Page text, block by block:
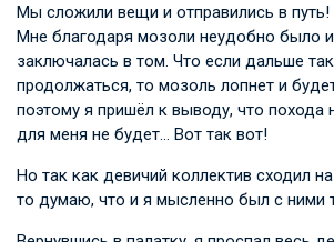
Мы сложили вещи и отправились в путь!
Мне благодаря мозоли неудобно было
заключалась в том. Что если дальше
продолжаться, то мозоль лопнет и
поэтому я пришёл к выводу, что похода
для меня не будет… Вот так вот!
Но так как девичий коллектив сходил
то думаю, что и я мысленно был с ними